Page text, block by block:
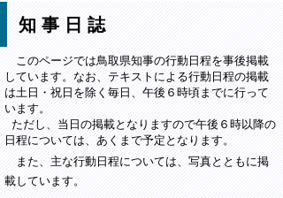
知事日誌
このページでは鳥取県知事の行動日程を事後掲載
しています。なお、テキストによる行動日程の掲載
は土日・祝日を除く毎日、午後６時頃までに行って
います。
ただし、当日の掲載となりますので午後６時以降の
日程については、あくまで予定となります。
また、主な行動日程については、写真とともに掲
載しています。